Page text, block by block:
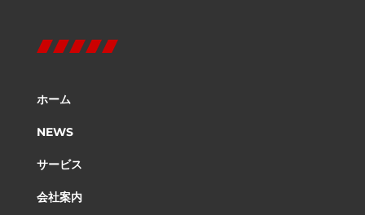
ホーム
NEWS
サービス
会社案内